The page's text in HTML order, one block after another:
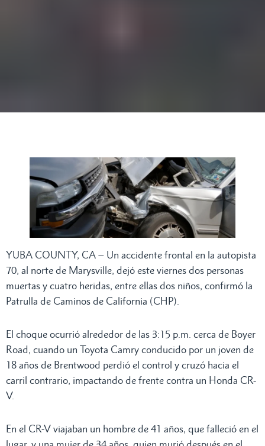
YUBA COUNTY, CA – Un accidente frontal en la autopista
70, al norte de Marysville, dejó este viernes dos personas
muertas y cuatro heridas, entre ellas dos niños, confirmó la
Patrulla de Caminos de California (CHP).
El choque ocurrió alrededor de las 3:15 p.m. cerca de Boyer
Road, cuando un Toyota Camry conducido por un joven de
18 años de Brentwood perdió el control y cruzó hacia el
carril contrario, impactando de frente contra un Honda CR-
V.
En el CR-V viajaban un hombre de 41 años, que falleció en el